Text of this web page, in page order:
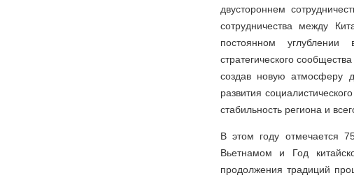
двустороннем
сотрудничества между
постоянном углублении
стратегического
создав новую атмосферу
развития
стабильность региона и
В этом году отмечается
Вьетнамом и Год
продолжения традиций